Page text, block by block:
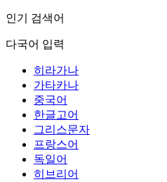
인기 검색어
다국어 입력
히라가나
가타카나
중국어
한글고어
그리스문자
프랑스어
독일어
히브리어